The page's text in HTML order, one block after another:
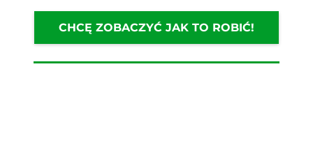
CHCĘ ZOBACZYĆ JAK TO ROBIĆ!